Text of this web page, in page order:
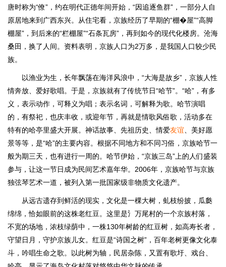
唐时称为“僚”，约在明代正德年间开始，“因追逐鱼群”，一部分人自
原居地来到广西东兴。从住宅看，京族经历了早期的“棚�屋”“高脚
棚屋”，到后来的“栏棚屋”“石条瓦房”，再到如今的现代化楼房。沧海
桑田，换了人间。资料表明，京族人口为2万多，是我国人口较少民
族。
以渔业为生，长年飘荡在海洋风浪中，“大海是故乡”，京族人性
情奔放、爱好歌唱。于是，京族就有了传统节日“哈节”。“哈”，有多
义，表示动作，可释义为唱；表示名词，可解释为歌。哈节演唱
的，有祭祀，也庆丰收，或迎年节，再就是情歌风俗歌，活动多在
特有的哈亭里盛大开展。神话故事、先祖历史、情爱友谊 、美好愿
景等等，是“哈”的主要内容。根据不同地方和不同习俗，京族哈节一
般为期三天，也有进行一周的。哈节伊始，“京族三岛”上的人们盛装
参与，让这一节日成为民间艺术嘉年华。2006年，京族哈节与京族
独弦琴艺术一道，被列入第一批国家级非物质文化遗产。
从远古遗存到鲜活的现实，文化是一棵大树，虬枝纷披，瓜瓞
绵绵，恰如眼前的这株老红豆。这里是氵万尾村的一个京族村落，
不宽的场地，浓枝绿荫中，一株130年树龄的红豆树，如高寿长者，
守望日月，守护京族儿女。红豆是“诗国之树”，百年老树更像文化泰
斗，吟唱生命之歌。以此树为轴，民居杂陈，又置有歌圩、戏台、